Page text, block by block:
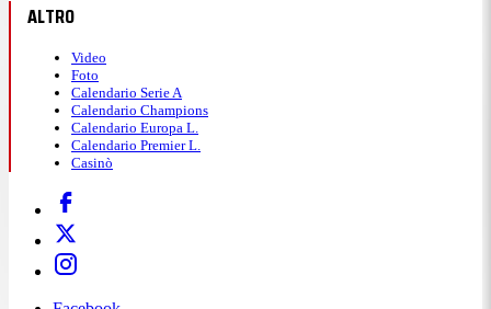
ALTRO
Video
Foto
Calendario Serie A
Calendario Champions
Calendario Europa L.
Calendario Premier L.
Casinò